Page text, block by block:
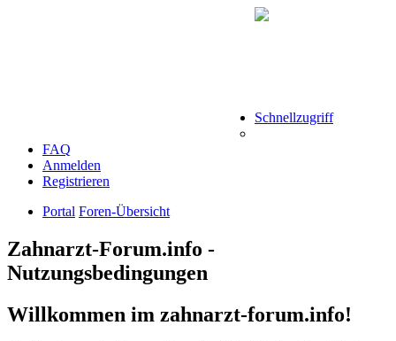
Schnellzugriff
FAQ
Anmelden
Registrieren
Portal Foren-Übersicht
Zahnarzt-Forum.info -
Nutzungsbedingungen
Willkommen im zahnarzt-forum.info!